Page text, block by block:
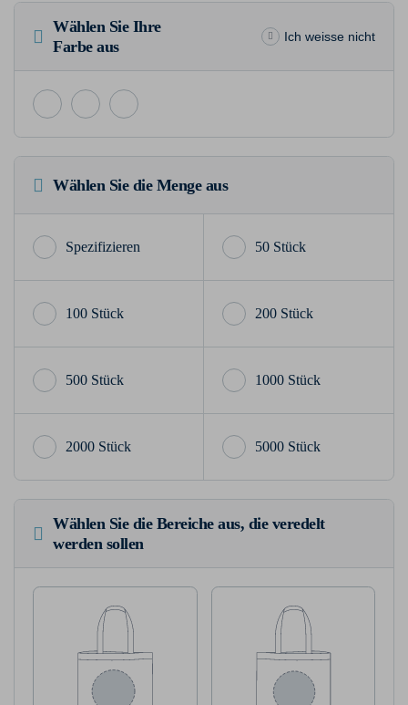
Wählen Sie Ihre
Farbe aus
Ich weisse nicht
Wählen Sie die Menge aus
50 Stück
100 Stück 200 Stück
500 Stück 1000 Stück
2000 Stück 5000 Stück
Wählen Sie die Bereiche aus, die veredelt
werden sollen